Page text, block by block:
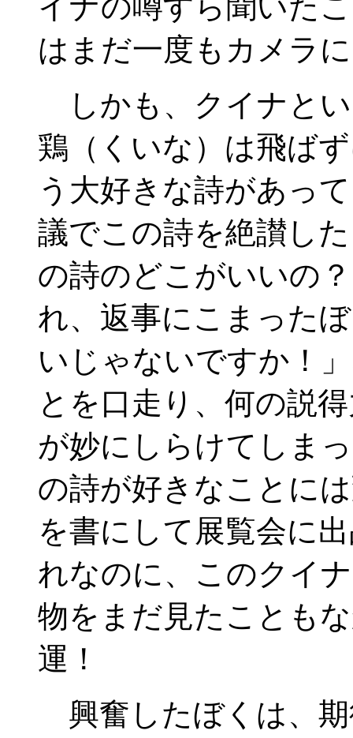
はまだ一度もカメラ
しかも、クイナと
鶏（くいな）は飛ば
う大好きな詩があっ
議でこの詩を絶讃し
の詩のどこがいいの
れ、返事にこまった
いじゃないですか！
とを口走り、何の説
が妙にしらけてしま
の詩が好きなことに
を書にして展覧会に
れなのに、このクイ
物をまだ見たことも
運！
興奮したぼくは、